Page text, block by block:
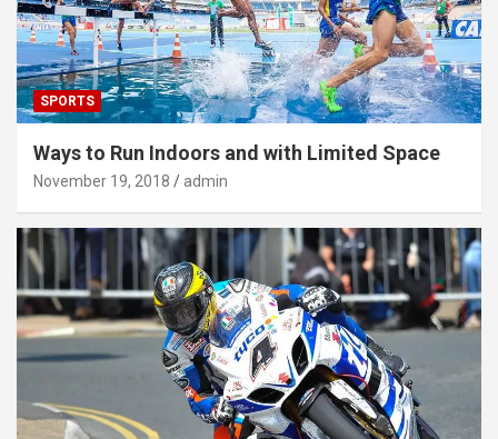
SPORTS
Ways to Run Indoors and with Limited Space
November 19, 2018 admin